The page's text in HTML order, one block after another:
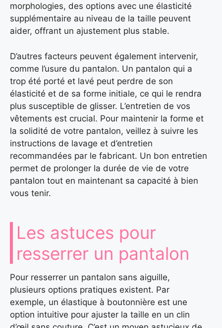
morphologies, des options avec une élasticité
supplémentaire au niveau de la taille peuvent
aider, offrant un ajustement plus stable.
D’autres facteurs peuvent également intervenir,
comme l’usure du pantalon. Un pantalon qui a
trop été porté et lavé peut perdre de son
élasticité et de sa forme initiale, ce qui le rendra
plus susceptible de glisser. L’entretien de vos
vêtements est crucial. Pour maintenir la forme et
la solidité de votre pantalon, veillez à suivre les
instructions de lavage et d’entretien
recommandées par le fabricant. Un bon entretien
permet de prolonger la durée de vie de votre
pantalon tout en maintenant sa capacité à bien
vous tenir.
Les astuces pour
resserrer un pantalon
Pour resserrer un pantalon sans aiguille,
plusieurs options pratiques existent. Par
exemple, un élastique à boutonnière est une
option intuitive pour ajuster la taille en un clin